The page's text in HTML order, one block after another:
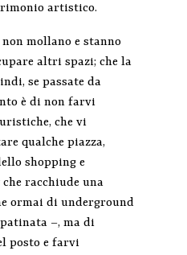
artistico.
mollano e stanno
altri spazi; che la
se passate da
è di non farvi
che vi
qualche piazza,
shopping e
che racchiude una
ormai di underground
patinata –, ma di
posto e farvi